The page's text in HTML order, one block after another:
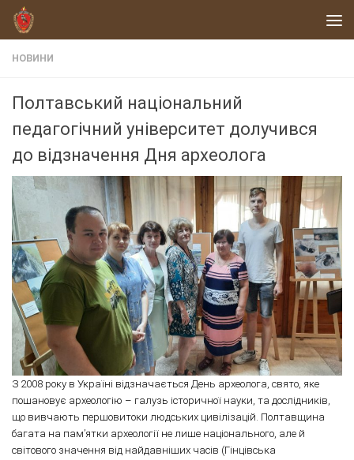
Skip to content
НОВИНИ
Полтавський національний
педагогічний університет долучився
до відзначення Дня археолога
З 2008 року в Україні відзначається День археолога, свято, яке
пошановує археологію – галузь історичної науки, та дослідників,
що вивчають першовитоки людських цивілізацій. Полтавщина
багата на пам’ятки археології не лише національного, але й
світового значення від найдавніших часів (Гінцівська